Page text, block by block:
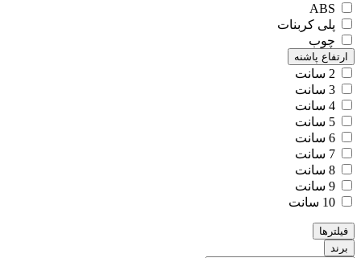
ABS
پلی کربنات
چوب
ارتفاع پاشنه
2 سانت
3 سانت
4 سانت
5 سانت
6 سانت
7 سانت
8 سانت
9 سانت
10 سانت
فیلترها
برند